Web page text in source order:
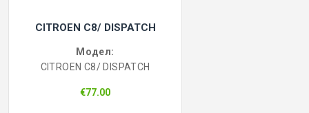
CITROEN C8/ DISPATCH
Модел:
CITROEN C8/ DISPATCH
€77.00